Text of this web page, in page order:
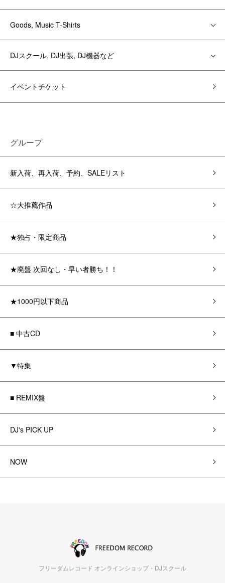
Goods, Music T-Shirts
DJスクール, DJ出張, DJ機器など
イベントチケット
グループ
新入荷、再入荷、予約、SALEリスト
☆大推薦作品
★独占・限定商品
★廃盤 次回なし・早い者勝ち！！
★1000円以下商品
■ 中古CD
▼特集
■ REMIX盤
DJ's PICK UP
NOW
フリーダムレコード オンラインショップ・DJスクール